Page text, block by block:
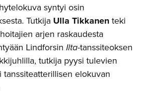
syntyi osin
Tutkija Ulla Tikkanenteki
arjen raskaudesta
Lindforsin Ilta-tanssiteoksen
tutkija pyysi tulevien
elokuvan